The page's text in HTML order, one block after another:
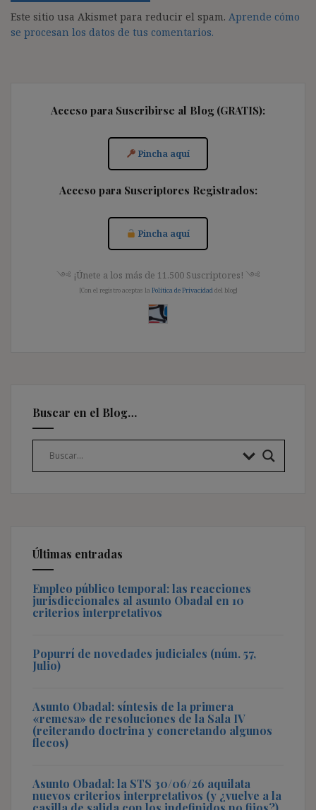
Este sitio usa Akismet para reducir el spam. Aprende cómo
se procesan los datos de tus comentarios.
Acceso para Suscribirse al Blog (GRATIS):
Pincha aquí
Acceso para Suscriptores Registrados:
Pincha aquí
༺ ¡Únete a los más de 11.500 Suscriptores! ༺
[Con el registro aceptas la Política de Privacidad del blog]
Buscar en el Blog…
Últimas entradas
Empleo público temporal: las reacciones
jurisdiccionales al asunto Obadal en 10
criterios interpretativos
Popurrí de novedades judiciales (núm. 57,
Julio)
Asunto Obadal: síntesis de la primera
«remesa» de resoluciones de la Sala IV
(reiterando doctrina y concretando algunos
flecos)
Asunto Obadal: la STS 30/06/26 aquilata
nuevos criterios interpretativos (y ¿vuelve a la